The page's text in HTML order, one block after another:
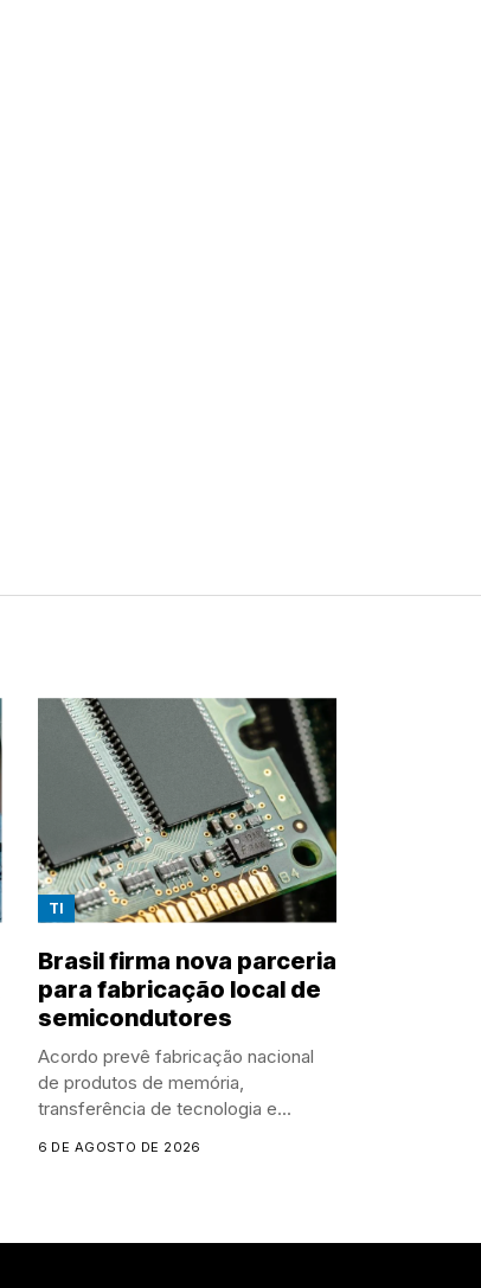
TI
Brasil firma nova parceria
para fabricação local de
semicondutores
Acordo prevê fabricação nacional
de produtos de memória,
transferência de tecnologia e...
6 DE AGOSTO DE 2026